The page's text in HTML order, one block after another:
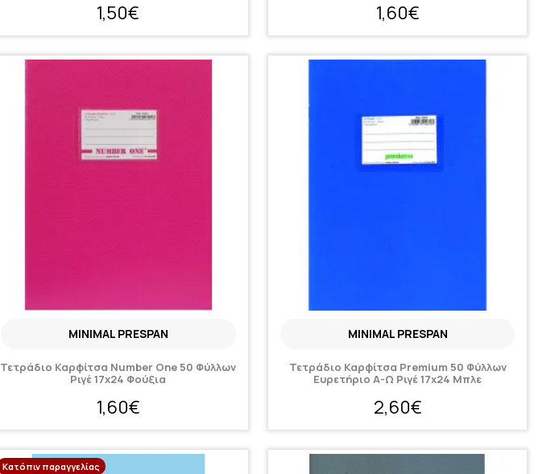
1,50€ 1,60€
MINIMAL PRESPAN
Τετράδιο Καρφίτσα Number One 50 Φύλλων
Ριγέ 17x24 Φούξια
1,60€
MINIMAL PRESPAN
Τετράδιο Καρφίτσα Premium 50 Φύλλων
Ευρετήριο Α-Ω Ριγέ 17x24 Μπλε
2,60€
Κατόπιν παραγγελίας